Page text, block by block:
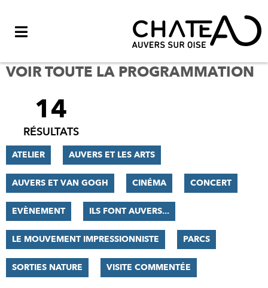
VOIR TOUTE LA PROGRAMMATION
FILTRER
RÉSULTATS
14
RÉSULTATS
ATELIER AUVERS ET LES ARTS
AUVERS ET VAN GOGH CINÉMA CONCERT
EVÈNEMENT ILS FONT AUVERS...
LE MOUVEMENT IMPRESSIONNISTE PARCS
SORTIES NATURE VISITE COMMENTÉE